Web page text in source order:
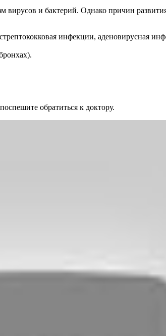
вирусов и бактерий. Однако причин
инфекции, аденовирусная
обратиться к доктору.